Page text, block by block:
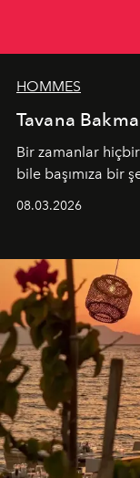
HOMMES
Tavana
Bir zamanlar
bile başımıza bir
08.03.2026